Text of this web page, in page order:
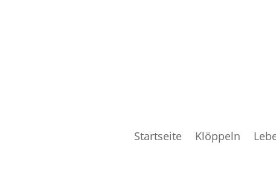
Startseite Klöppeln